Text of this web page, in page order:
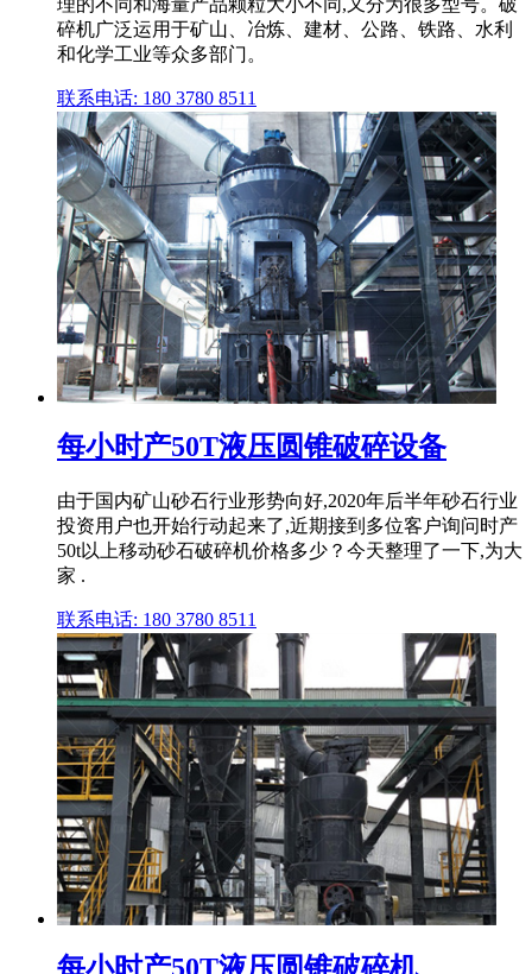
理的不同和海量产品颗粒大小不同,又分为很多型号。破
碎机广泛运用于矿山、冶炼、建材、公路、铁路、水利
和化学工业等众多部门。
联系电话: 180 3780 8511
每小时产50T液压圆锥破碎设备
由于国内矿山砂石行业形势向好,2020年后半年砂石行业
投资用户也开始行动起来了,近期接到多位客户询问时产
50t以上移动砂石破碎机价格多少？今天整理了一下,为大
家 .
联系电话: 180 3780 8511